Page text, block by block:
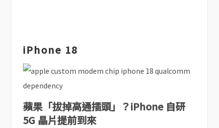
iPhone 18
蘋果「拔掉高通插頭」？iPhone 自研
5G 晶片提前到來